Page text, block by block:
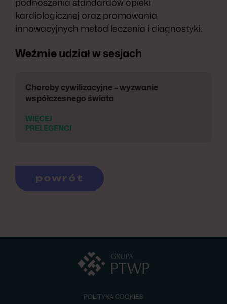
kardiologicznej oraz promowania
innowacyjnych metod leczenia i diagnostyki.
Weźmie udział w sesjach
Choroby cywilizacyjne – wyzwanie
współczesnego świata
WIĘCEJ
PRELEGENCI
powrót
POLITYKA COOKIES